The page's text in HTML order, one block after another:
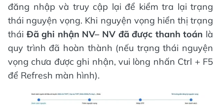
đăng nhập và truy cập lại để kiểm tra lại trạng
thái nguyện vọng. Khi nguyện vọng hiển thị trạng
thái Đã ghi nhận NV– NV đã được thanh toán là
quy trình đã hoàn thành (nếu trạng thái nguyện
vọng chưa được ghi nhận, vui lòng nhấn Ctrl + F5
để Refresh màn hình).